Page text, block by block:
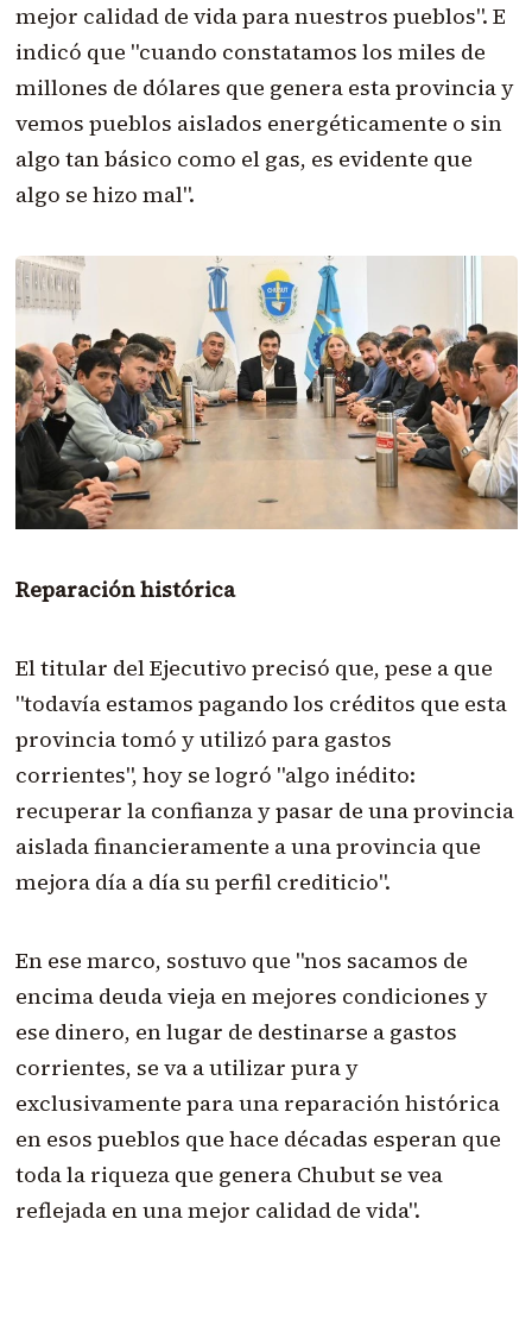
mejor calidad de vida para nuestros pueblos". E
indicó que "cuando constatamos los miles de
millones de dólares que genera esta provincia y
vemos pueblos aislados energéticamente o sin
algo tan básico como el gas, es evidente que
algo se hizo mal".
Reparación histórica
El titular del Ejecutivo precisó que, pese a que
"todavía estamos pagando los créditos que esta
provincia tomó y utilizó para gastos
corrientes", hoy se logró "algo inédito:
recuperar la confianza y pasar de una provincia
aislada financieramente a una provincia que
mejora día a día su perfil crediticio".
En ese marco, sostuvo que "nos sacamos de
encima deuda vieja en mejores condiciones y
ese dinero, en lugar de destinarse a gastos
corrientes, se va a utilizar pura y
exclusivamente para una reparación histórica
en esos pueblos que hace décadas esperan que
toda la riqueza que genera Chubut se vea
reflejada en una mejor calidad de vida".